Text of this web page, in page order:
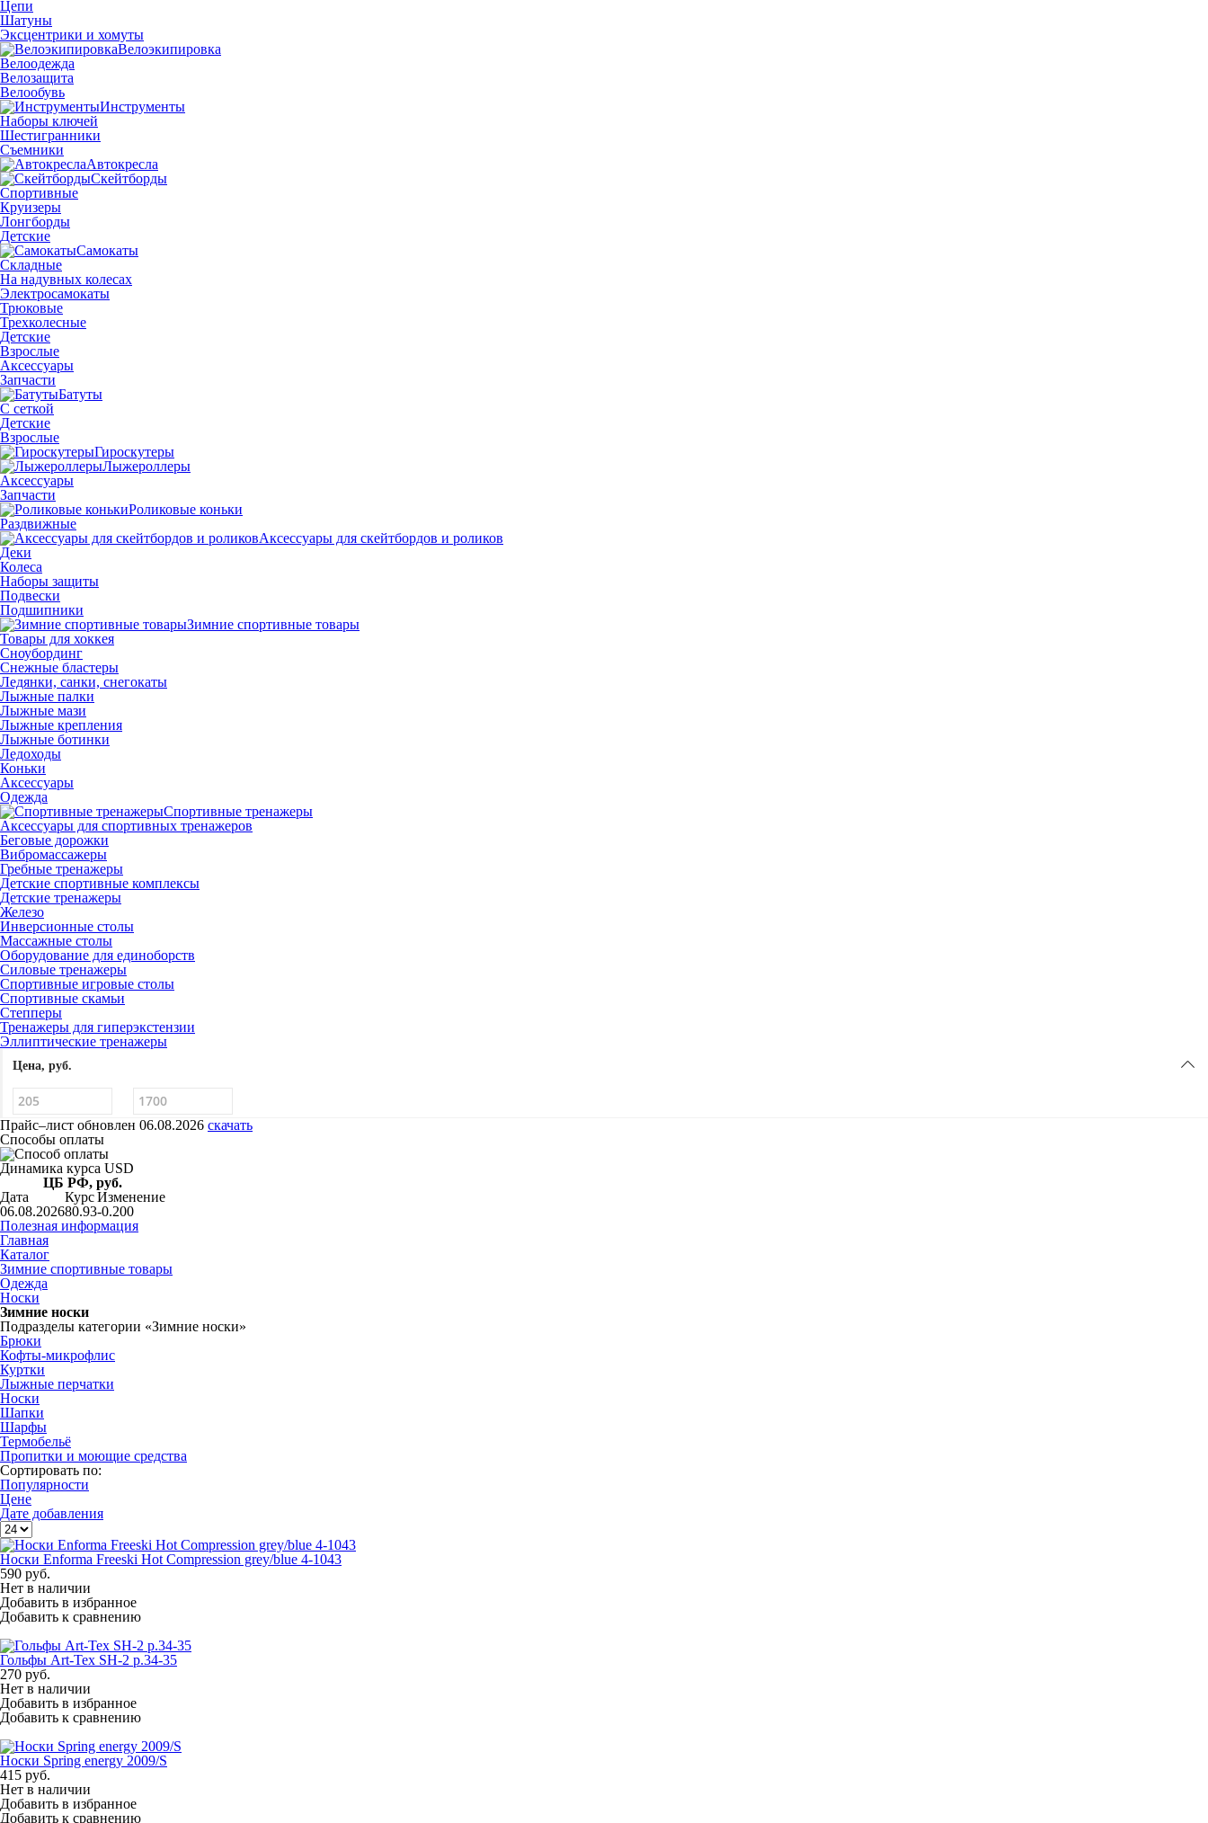
Цепи
Шатуны
Эксцентрики и хомуты
Велоэкипировка
Велоодежда
Велозащита
Велообувь
Инструменты
Наборы ключей
Шестигранники
Съемники
Автокресла
Скейтборды
Спортивные
Круизеры
Лонгборды
Детские
Самокаты
Складные
На надувных колесах
Электросамокаты
Трюковые
Трехколесные
Детские
Взрослые
Аксессуары
Запчасти
Батуты
С сеткой
Детские
Взрослые
Гироскутеры
Лыжероллеры
Аксессуары
Запчасти
Роликовые коньки
Раздвижные
Аксессуары для скейтбордов и роликов
Деки
Колеса
Наборы защиты
Подвески
Подшипники
Зимние спортивные товары
Товары для хоккея
Сноубординг
Снежные бластеры
Ледянки, санки, снегокаты
Лыжные палки
Лыжные мази
Лыжные крепления
Лыжные ботинки
Ледоходы
Коньки
Аксессуары
Одежда
Спортивные тренажеры
Аксессуары для спортивных тренажеров
Беговые дорожки
Вибромассажеры
Гребные тренажеры
Детские спортивные комплексы
Детские тренажеры
Железо
Инверсионные столы
Массажные столы
Оборудование для единоборств
Силовые тренажеры
Спортивные игровые столы
Спортивные скамьи
Степперы
Тренажеры для гиперэкстензии
Эллиптические тренажеры
Цена, руб.
Прайс–лист обновлен 06.08.2026 скачать
Способы оплаты
Динамика курса USD
ЦБ РФ, руб.
Дата
КурсИзменение
06.08.202680.93-0.200
Полезная информация
Главная
Каталог
Зимние спортивные товары
Одежда
Носки
Зимние носки
Подразделы категории «Зимние носки»
Брюки
Кофты-микрофлис
Куртки
Лыжные перчатки
Носки
Шапки
Шарфы
Термобельё
Пропитки и моющие средства
Сортировать по:
Популярности
Цене
Дате добавления
Носки Enforma Freeski Hot Compression grey/blue 4-1043
590 руб.
Нет в наличии
Добавить в избранное
Добавить к сравнению
Гольфы Art-Tex SH-2 р.34-35
270 руб.
Нет в наличии
Добавить в избранное
Добавить к сравнению
Носки Spring energy 2009/S
415 руб.
Нет в наличии
Добавить в избранное
Добавить к сравнению